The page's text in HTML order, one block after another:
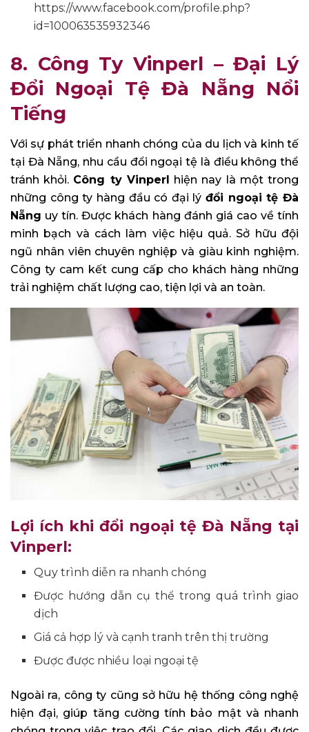
https://www.facebook.com/profile.php?
id=100063535932346
8. Công Ty Vinperl – Đại Lý
Đổi Ngoại Tệ Đà Nẵng Nổi
Tiếng
Với sự phát triển nhanh chóng của du lịch và kinh tế
tại Đà Nẵng, nhu cầu đổi ngoại tệ là điều không thể
tránh khỏi. Công ty Vinperl
hiện nay là một trong
những công ty hàng đầu có đại lýđổi ngoại tệ Đà
Nẵng uy tín. Được khách hàng đánh giá cao về tính
minh bạch và cách làm việc hiệu quả. Sở hữu đội
ngũ nhân viên chuyên nghiệp và giàu kinh nghiệm.
Công ty cam kết cung cấp cho khách hàng những
trải nghiệm chất lượng cao, tiện lợi và an toàn.
Lợi ích khi đổi ngoại tệ Đà Nẵng tại
Vinperl:
Quy trình diễn ra nhanh chóng
Được hướng dẫn cụ thể trong quá trình giao
dịch
Giá cả hợp lý và cạnh tranh trên thị trường
Được được nhiều loại ngoại tệ
Ngoài ra, công ty cũng sở hữu hệ thống công nghệ
hiện đại, giúp tăng cường tính bảo mật và nhanh